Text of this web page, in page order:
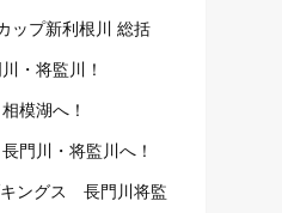
ップ新利根川 総括
・将監川！
模湖へ！
門川・将監川へ！
ングス 長門川将監